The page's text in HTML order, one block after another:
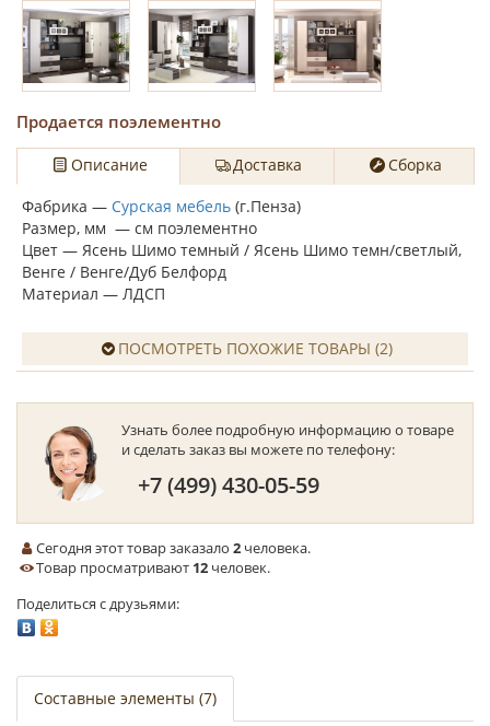
Продается поэлементно
Описание Доставка
Сборка
Фабрика — Сурская мебель (г.Пенза)
Размер, мм — см поэлементно
Цвет — Ясень Шимо темный / Ясень Шимо темн/светлый,
Венге / Венге/Дуб Белфорд
Материал — ЛДСП
ПОСМОТРЕТЬ ПОХОЖИЕ ТОВАРЫ (2)
Узнать более подробную информацию о товаре
и сделать заказ вы можете по телефону:
+7 (499) 430-05-59
Сегодня этот товар заказало2 человека.
Товар просматривают 12 человек.
Поделиться с друзьями:
Составные элементы (7)